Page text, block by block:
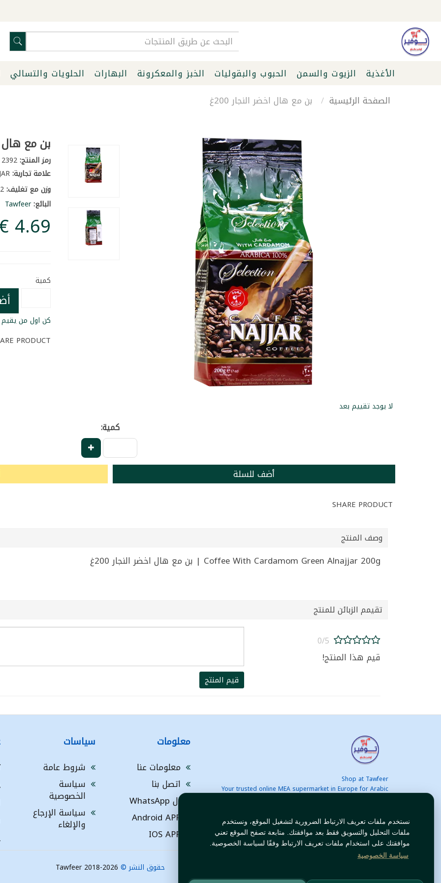
نستخدم ملفات تعريف الارتباط الضرورية لتشغيل الموقع، ونستخدم
ملفات التحليل والتسويق فقط بعد موافقتك. متابعة تصفح الموقع تعني
موافقتك على استخدام ملفات تعريف الارتباط وفقًا لسياسة الخصوصية.
سياسة الخصوصية
الأغذية الزيوت والسمن الحبوب والبقوليات الخبز والمعكرونة البهارات الحلويات والتسالي
الصفحة الرئيسية
بن مع هال اخضر النجار 200غ
بن مع هال
رمز المنتج:2392
علامة تجارية:NAJJAR
وزن مع تغليف:0.22 كغ
البائع:Tawfeer
كمية
كن اول من يقيم
PRODUCT
لا يوجد تقييم بعد
كمية:
أضف للسلة
SHARE PRODUCT
وصف المنتج
Coffee With Cardamom Green Alnajjar 200g | بن مع هال اخضر النجار 200غ
تقيمم الزبائن للمنتج
0/5
قيم هذا المنتج!
قيم المنتج
Shop at Tawfeer
Your trusted online MEA supermarket in Europe for Arabic
معلومات
معلومات عنا
اتصل بنا
ال WhatsApp
Android APP
IOS APP
سياسات
شروط عامة
سياسة
الخصوصية
سياسة الإرجاع
والإلغاء
حقوق النشر © Tawfeer 2018-2026